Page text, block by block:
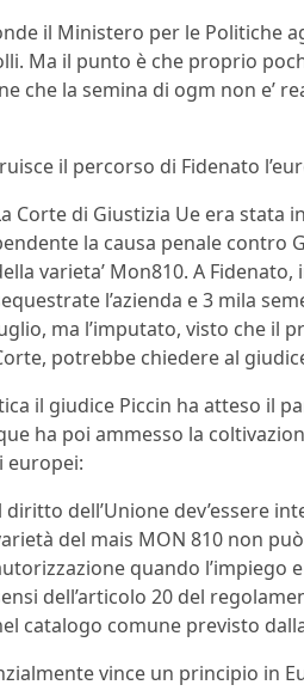
il Ministero per le Politiche
Ma il punto è che proprio
che la semina di ogm non e’
il percorso di Fidenato
Corte di Giustizia Ue era stata
la causa penale contro
varieta’ Mon810. A
l’azienda e 3 mila
ma l’imputato, visto che il
potrebbe chiedere al
il giudice Piccin ha atteso il
ha poi ammesso la
europei:
diritto dell’Unione dev’essere
del mais MON 810 non
quando l’impiego
dell’articolo 20 del
catalogo comune previsto
vince un principio in